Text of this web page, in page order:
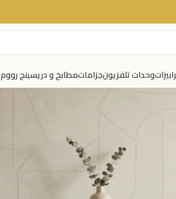
وحدات تلفزيونجزاماتمطابخ و دريسينج رووم